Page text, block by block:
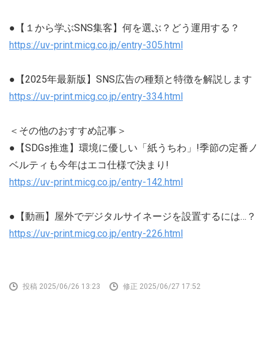
●【１から学ぶSNS集客】何を選ぶ？どう運用する？
https://uv-print.micg.co.jp/entry-305.html
●【2025年最新版】SNS広告の種類と特徴を解説します
https://uv-print.micg.co.jp/entry-334.html
＜その他のおすすめ記事＞
●【SDGs推進】環境に優しい「紙うちわ」!季節の定番ノ
ベルティも今年はエコ仕様で決まり!
https://uv-print.micg.co.jp/entry-142.html
●【動画】屋外でデジタルサイネージを設置するには…？
https://uv-print.micg.co.jp/entry-226.html
投稿 2025/06/26 13:23 修正 2025/06/27 17:52